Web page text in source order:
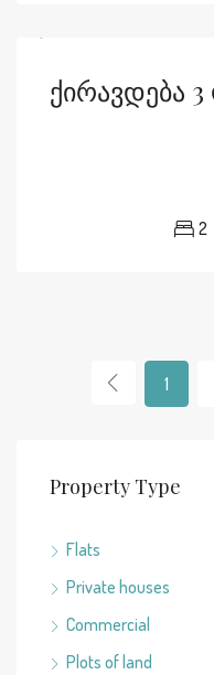
2
1
Property Type
Flats
Private houses
Commercial
Plots of land